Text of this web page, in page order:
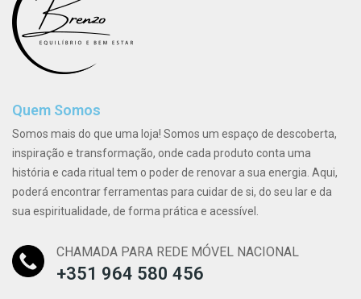
Quem Somos
Somos mais do que uma loja! Somos um espaço de descoberta,
inspiração e transformação, onde cada produto conta uma
história e cada ritual tem o poder de renovar a sua energia. Aqui,
poderá encontrar ferramentas para cuidar de si, do seu lar e da
sua espiritualidade, de forma prática e acessível.
CHAMADA PARA REDE MÓVEL NACIONAL
+351 964 580 456